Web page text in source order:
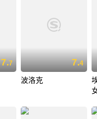
7.7 7.4
波洛克